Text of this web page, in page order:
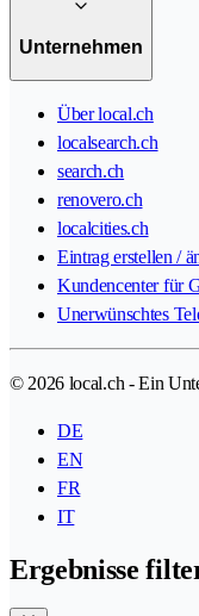
Unternehmen
Über local.ch
localsearch.ch
search.ch
renovero.ch
localcities.ch
Eintrag erstellen /
Kundencenter für
Unerwünschtes
© 2026 local.ch - Ein
DE
EN
FR
IT
Ergebnisse